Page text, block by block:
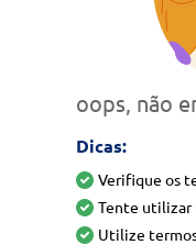
oops, não
Dicas:
Verifique os
Tente utilizar
Utilize